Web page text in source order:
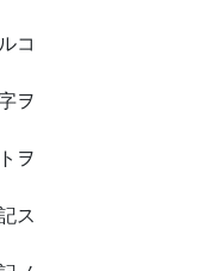
コ
ヲ
ヲ
ス